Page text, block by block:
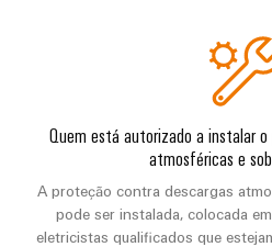
Quem está autorizado a instalar
atmosféricas e
A proteção contra descargas
pode ser instalada, colocada
eletricistas qualificados que